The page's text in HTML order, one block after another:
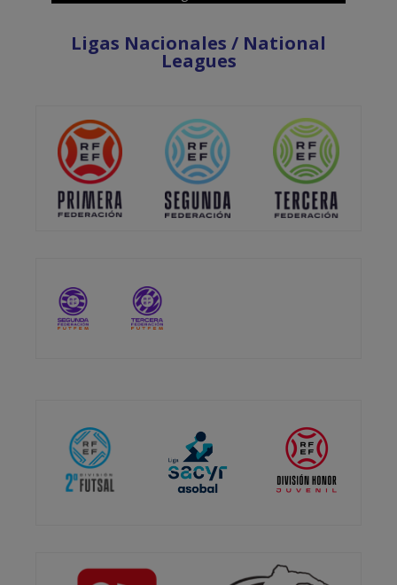
Ligas Nacionales / National
Leagues